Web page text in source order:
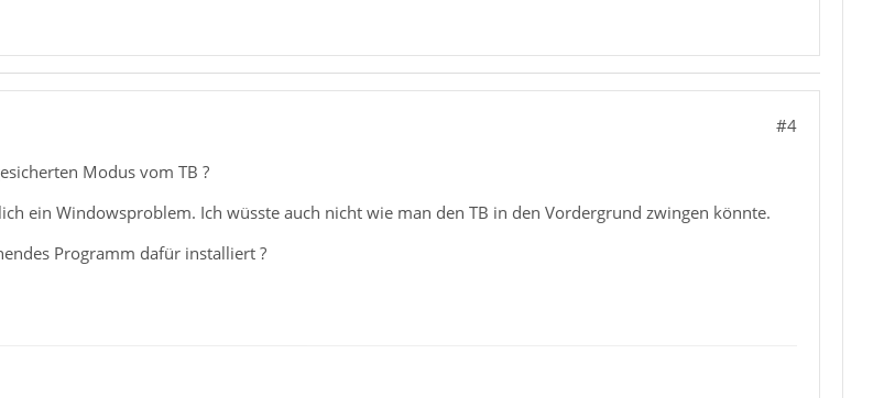
#4
Modus vom TB ?
ein Windowsproblem. Ich wüsste auch nicht wie man den TB in den Vordergrund zwingen könnte.
Programm dafür installiert ?